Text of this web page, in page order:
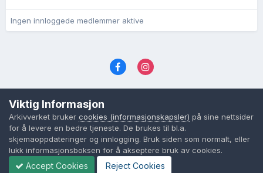
Ingen innloggede medlemmer aktive
Cookies (informasjonskapsler)
Powered by Invision Community
Viktig Informasjon
Arkivverket bruker cookies (informasjonskapsler) på sine nettsider
for å levere en bedre tjeneste. De brukes til bl.a.
skjemaoppdateringer og innlogging. Bruk siden som normalt, eller
lukk informasjonsboksen for å akseptere bruk av cookies.
Accept Cookies Reject Cookies